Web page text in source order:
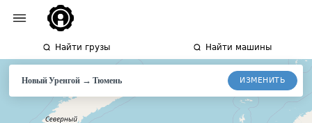
Найти грузы Найти машины
Новый Уренгой→Тюмень ИЗМЕНИТЬ